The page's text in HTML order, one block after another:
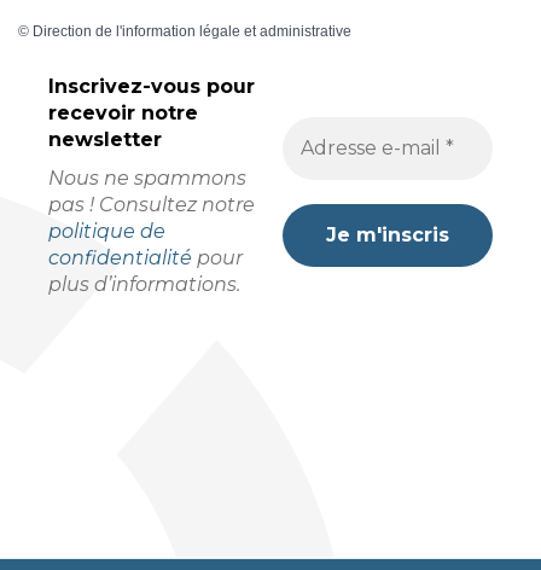
© Direction de l'information légale et administrative
Inscrivez-vous pour
recevoir notre
newsletter
Nous ne spammons
pas ! Consultez notre
politique de
confidentialité pour
plus d’informations.